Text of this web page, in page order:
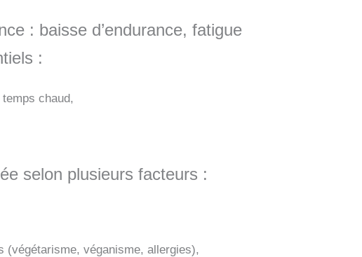
: baisse d’endurance, fatigue
:
chaud,
selon plusieurs facteurs :
(végétarisme, véganisme, allergies),